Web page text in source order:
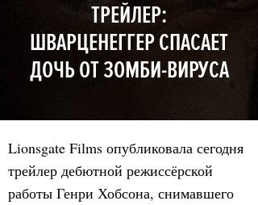
ТРЕЙЛЕР:
ШВАРЦЕНЕГГЕР СПАСАЕТ
ДОЧЬ ОТ ЗОМБИ-ВИРУСА
Lionsgate Films опубликовала сегодня
трейлер дебютной режиссёрской
работы Генри Хобсона, снимавшего